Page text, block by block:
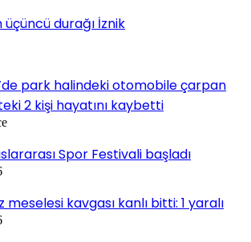
üçüncü durağı İznik
park halindeki otomobile çarpan
2 kişi hayatını kaybetti
Spor Festivali başladı
meselesi kavgası kanlı bitti: 1 yaralı